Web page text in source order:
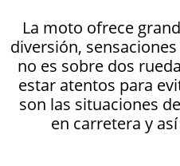
La moto ofrece
diversión,
no es sobre dos
estar atentos para
son las situaciones
en carretera y